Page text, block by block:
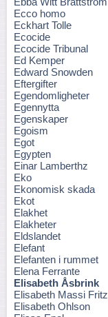
Ecco homo
Eckhart Tolle
Ecocide
Ecocide Tribunal
Ed Kemper
Edward Snowden
Eftergifter
Egendomligheter
Egennytta
Egenskaper
Egoism
Egot
Egypten
Einar Lamberthz
Eko
Ekonomisk skada
Ekot
Elakhet
Elakheter
Eldslandet
Elefant
Elefanten i rummet
Elena Ferrante
Elisabeth Åsbrink
Elisabeth Massi Fritz
Elisabeth Ohlson